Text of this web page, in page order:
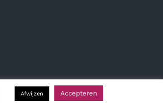
Afwijzen Accepteren